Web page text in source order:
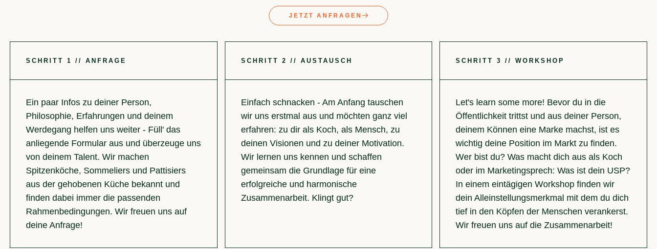
JETZT ANFRAGEN
SCHRITT 1 // ANFRAGE
Ein paar Infos zu deiner Person,
Philosophie, Erfahrungen und deinem
Werdegang helfen uns weiter - Füll' das
anliegende Formular aus und überzeuge uns
von deinem Talent. Wir machen
Spitzenköche, Sommeliers und Pattisiers
aus der gehobenen Küche bekannt und
finden dabei immer die passenden
Rahmenbedingungen. Wir freuen uns auf
deine Anfrage!
SCHRITT 2 // AUSTAUSCH
Einfach schnacken - Am Anfang tauschen
wir uns erstmal aus und möchten ganz viel
erfahren: zu dir als Koch, als Mensch, zu
deinen Visionen und zu deiner Motivation.
Wir lernen uns kennen und schaffen
gemeinsam die Grundlage für eine
erfolgreiche und harmonische
Zusammenarbeit. Klingt gut?
SCHRITT 3 // WORKSHOP
Let's learn some more! Bevor du in die
Öffentlichkeit trittst und aus deiner Person,
deinem Können eine Marke machst, ist es
wichtig deine Position im Markt zu finden.
Wer bist du? Was macht dich aus als Koch
oder im Marketingsprech: Was ist dein USP?
In einem eintägigen Workshop finden wir
dein Alleinstellungsmerkmal mit dem du dich
tief in den Köpfen der Menschen verankerst.
Wir freuen uns auf die Zusammenarbeit!